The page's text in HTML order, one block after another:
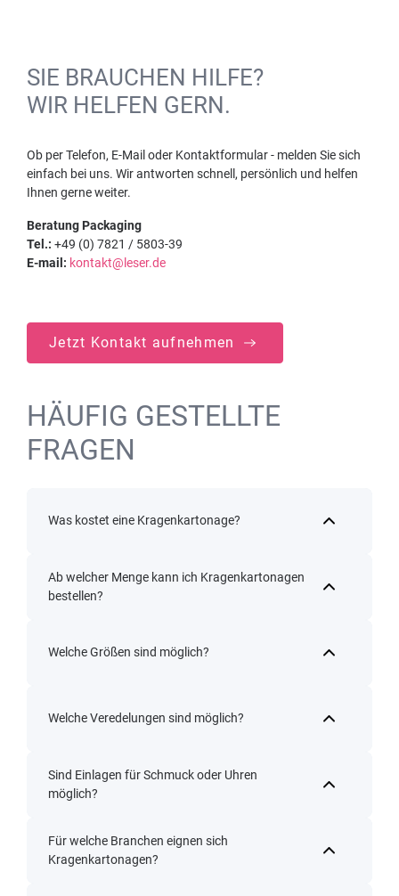
SIE BRAUCHEN HILFE?
WIR HELFEN GERN.
Ob per Telefon, E-Mail oder Kontaktformular - melden Sie sich
einfach bei uns. Wir antworten schnell, persönlich und helfen
Ihnen gerne weiter.
Beratung Packaging
Tel.: +49 (0) 7821 / 5803-39
E-mail: kontakt@leser.de
Jetzt Kontakt aufnehmen
HÄUFIG GESTELLTE
FRAGEN
Was kostet eine Kragenkartonage?
Ab welcher Menge kann ich Kragenkartonagen
bestellen?
Welche Größen sind möglich?
Welche Veredelungen sind möglich?
Sind Einlagen für Schmuck oder Uhren
möglich?
Für welche Branchen eignen sich
Kragenkartonagen?